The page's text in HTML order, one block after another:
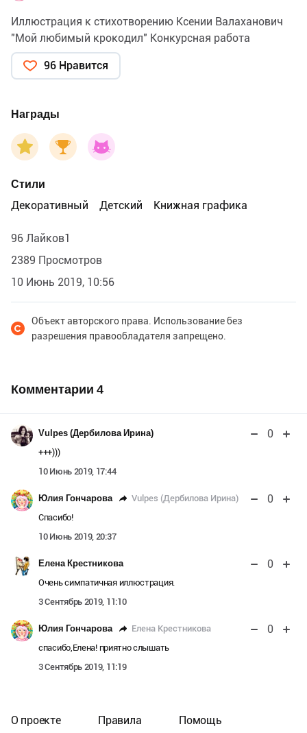
Иллюстрация к стихотворению Ксении Валаханович
"Мой любимый крокодил" Конкурсная работа
96 Нравится
Награды
Стили
Декоративный
Детский Книжная графика
96 Лайков1
2389 Просмотров
10 Июнь 2019, 10:56
Объект авторского права. Использование без
разрешения правообладателя запрещено.
Комментарии 4
Vulpes (Дербилова Ирина) 0
+++)))
10 Июнь 2019, 17:44
Юлия Гончарова Vulpes (Дербилова Ирина) 0
Спасибо!
10 Июнь 2019, 20:37
Елена Крестникова 0
Очень симпатичная иллюстрация.
3 Сентябрь 2019, 11:10
Юлия Гончарова Елена Крестникова 0
спасибо,Елена! приятно слышать
3 Сентябрь 2019, 11:19
О проекте Правила Помощь